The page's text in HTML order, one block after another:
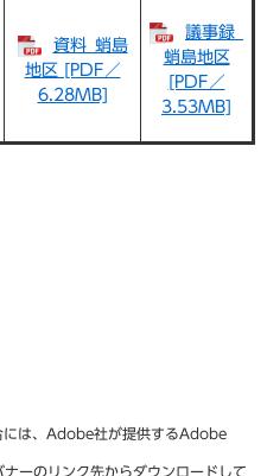
資料_蛸島
地区 [PDF／
6.28MB]
議事録_
蛸島地区
[PDF／
3.53MB]
には、Adobe社が提供するAdobe
ーのリンク先からダウンロードして